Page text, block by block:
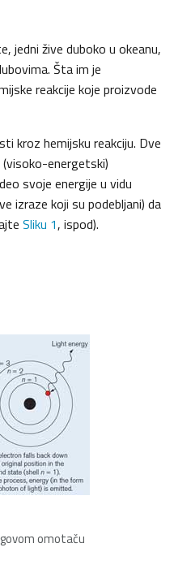
jedni žive duboko u okeanu,
Šta im je
reakcije koje proizvode
kroz hemijsku reakciju. Dve
energetski)
svoje energije u vidu
izraze koji su podebljani) da
Sliku 1, ispod).
omotaču